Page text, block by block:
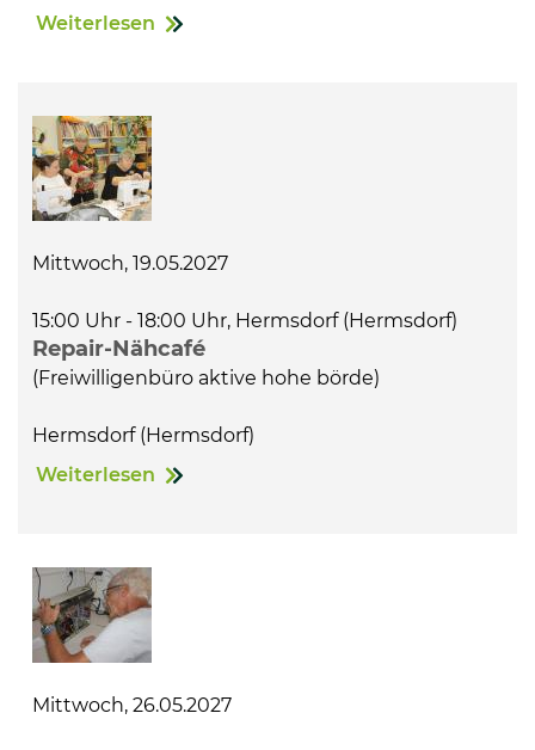
Weiterlesen
Mittwoch, 19.05.2027
15:00 Uhr - 18:00 Uhr, Hermsdorf (Hermsdorf)
Repair-Nähcafé
(Freiwilligenbüro aktive hohe börde)
Hermsdorf (Hermsdorf)
Weiterlesen
Mittwoch, 26.05.2027